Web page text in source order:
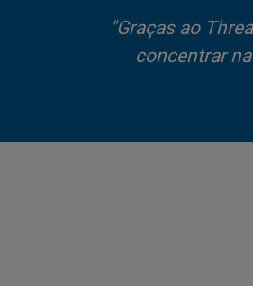
"Graças ao
concentrar